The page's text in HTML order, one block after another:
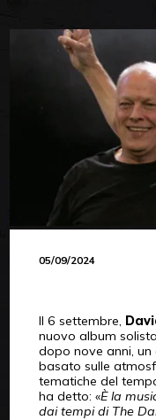
05/09/2024
Il 6 settembre,
nuovo album
dopo nove anni, un
basato sulle
tematiche del
ha detto: «È la
dai tempi di The